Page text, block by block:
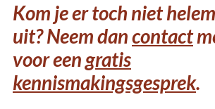
Kom je er toch niet
uit? Neem dancontact
voor eengratis
kennismakingsgesprek.